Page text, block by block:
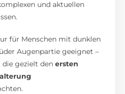
und aktuellen
für Menschen mit dunklen
Augenpartie geeignet –
die gezielt denersten